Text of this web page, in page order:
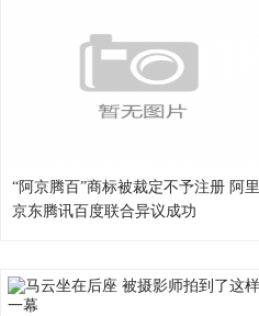
“阿京腾百”商标被裁定不予注册 阿里
京东腾讯百度联合异议成功